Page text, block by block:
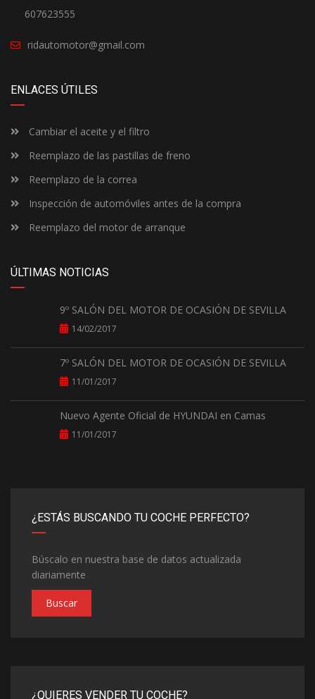
607623555
ridautomotor@gmail.com
ENLACES ÚTILES
Cambiar el aceite y el filtro
Reemplazo de las pastillas de freno
Reemplazo de la correa
Inspección de automóviles antes de la compra
Reemplazo del motor de arranque
ÚLTIMAS NOTICIAS
9º SALÓN DEL MOTOR DE OCASIÓN DE SEVILLA
14/02/2017
7º SALÓN DEL MOTOR DE OCASIÓN DE SEVILLA
11/01/2017
Nuevo Agente Oficial de HYUNDAI en Camas
11/01/2017
¿ESTÁS BUSCANDO TU COCHE PERFECTO?
Búscalo en nuestra base de datos actualizada
diariamente
Buscar
¿QUIERES VENDER TU COCHE?